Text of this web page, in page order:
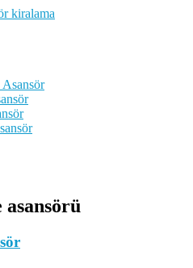
Mobil Asansör